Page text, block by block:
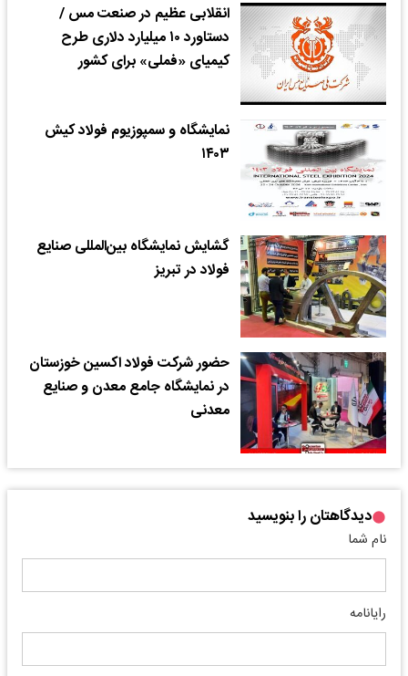
انقلابی عظیم در صنعت مس /
دستاورد ۱۰ میلیارد دلاری طرح
کیمیای «فملی» برای کشور
نمایشگاه و سمپوزیوم فولاد کیش
۱۴۰۳
گشایش نمایشگاه بین‌المللی صنایع
فولاد در تبریز ‌
حضور شرکت فولاد اکسین خوزستان
در نمایشگاه جامع معدن و صنایع
معدنی
دیدگاهتان را بنویسید
نام شما
رایانامه